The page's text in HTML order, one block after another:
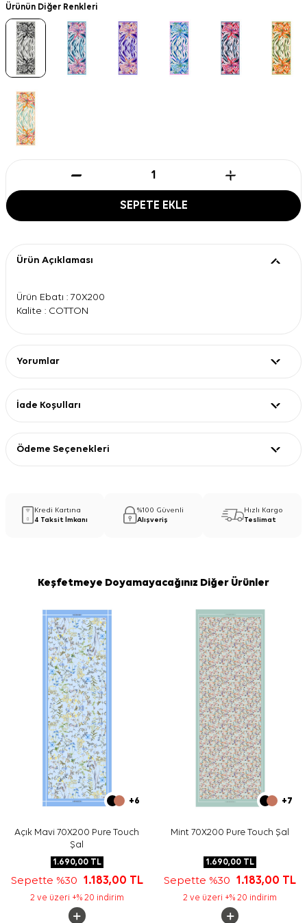
Ürünün Diğer Renkleri
SEPETE EKLE
Ürün Açıklaması
Ürün Ebatı : 70X200
Kalite : COTTON
Yorumlar
İade Koşulları
Ödeme Seçenekleri
Kredi Kartına
4 Taksit İmkanı
%100 Güvenli
Alışveriş
Hızlı Kargo
Teslimat
Keşfetmeye Doyamayacağınız Diğer Ürünler
+6
Açık Mavi 70X200 Pure Touch
Şal
1.690,00TL
Sepette %30 1.183,00 TL
2 ve üzeri +% 20 indirim
+7
Mint 70X200 Pure Touch Şal
1.690,00 TL
Sepette %30 1.183,00 TL
2 ve üzeri +% 20 indirim